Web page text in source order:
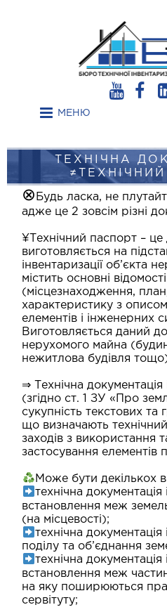
МЕНЮ
ТЕХНІЧНА
⊗ Будь ласка, не
адже це 2 зовсім різні
¥Технічний паспорт –
виготовляється на
інвентаризації об’єкта
містить основні
(місцезнаходження,
характеристику з
елементів і інженерних
Виготовляється даний
нерухомого майна
нежитлова будівля
⇒ Технічна
(згідно ст. 1 ЗУ «Про
сукупність текстових та
що визначають
заходів з використання
застосування елементів
Може бути декількох
технічна
встановлення меж
(на місцевості);
технічна
поділу та об’єднання
технічна
встановлення меж
на яку поширюються
сервітуту;